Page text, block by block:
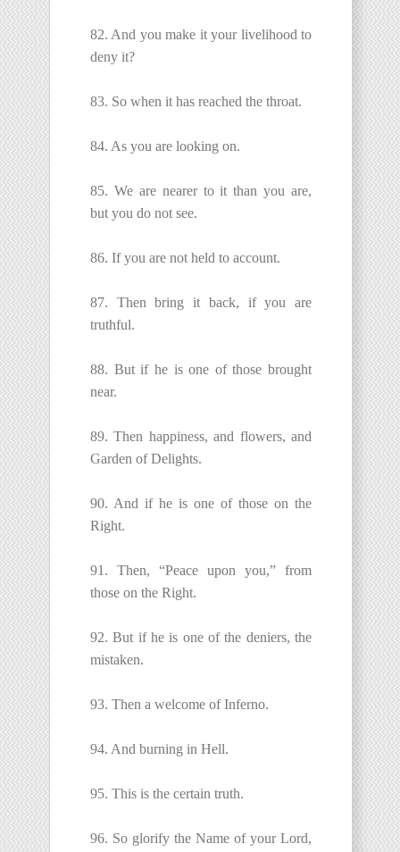
82. And you make it your livelihood to
deny it?
83. So when it has reached the throat.
84. As you are looking on.
85. We are nearer to it than you are,
but you do not see.
86. If you are not held to account.
87. Then bring it back, if you are
truthful.
88. But if he is one of those brought
near.
89. Then happiness, and flowers, and
Garden of Delights.
90. And if he is one of those on the
Right.
91. Then, “Peace upon you,” from
those on the Right.
92. But if he is one of the deniers, the
mistaken.
93. Then a welcome of Inferno.
94. And burning in Hell.
95. This is the certain truth.
96. So glorify the Name of your Lord,